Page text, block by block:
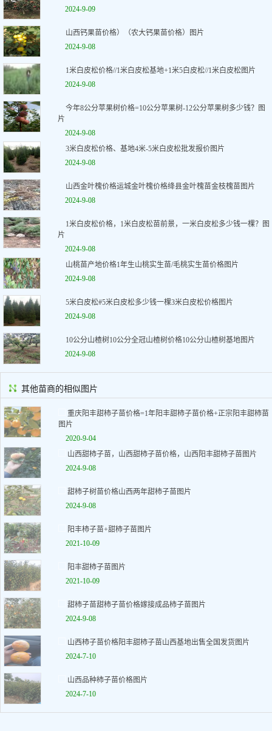
2024-9-09
山西钙果苗价格）（农大钙果苗价格）图片
2024-9-08
1米白皮松价格//1米白皮松基地+1米5白皮松//1米白皮松图片
2024-9-08
今年8公分苹果树价格=10公分苹果树-12公分苹果树多少钱？图
片
2024-9-08
3米白皮松价格、基地4米-5米白皮松批发报价图片
2024-9-08
山西金叶槐价格运城金叶槐价格绛县金叶槐苗金枝槐苗图片
2024-9-08
1米白皮松价格，1米白皮松苗前景，一米白皮松多少钱一棵？图
片
2024-9-08
山桃苗产地价格1年生山桃实生苗/毛桃实生苗价格图片
2024-9-08
5米白皮松#5米白皮松多少钱一棵3米白皮松价格图片
2024-9-08
10公分山楂树10公分全冠山楂树价格10公分山楂树基地图片
2024-9-08
其他苗商的相似图片
重庆阳丰甜柿子苗价格=1年阳丰甜柿子苗价格+正宗阳丰甜柿苗
图片
2020-9-04
山西甜柿子苗，山西甜柿子苗价格，山西阳丰甜柿子苗图片
2024-9-08
甜柿子树苗价格山西两年甜柿子苗图片
2024-9-08
阳丰柿子苗+甜柿子苗图片
2021-10-09
阳丰甜柿子苗图片
2021-10-09
甜柿子苗甜柿子苗价格嫁接成品柿子苗图片
2024-9-08
山西柿子苗价格阳丰甜柿子苗山西基地出售全国发货图片
2024-7-10
山西品种柿子苗价格图片
2024-7-10